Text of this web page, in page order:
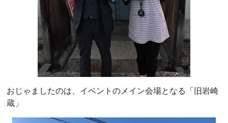
おじゃましたのは、イベントのメイン会場となる「旧岩崎
蔵」